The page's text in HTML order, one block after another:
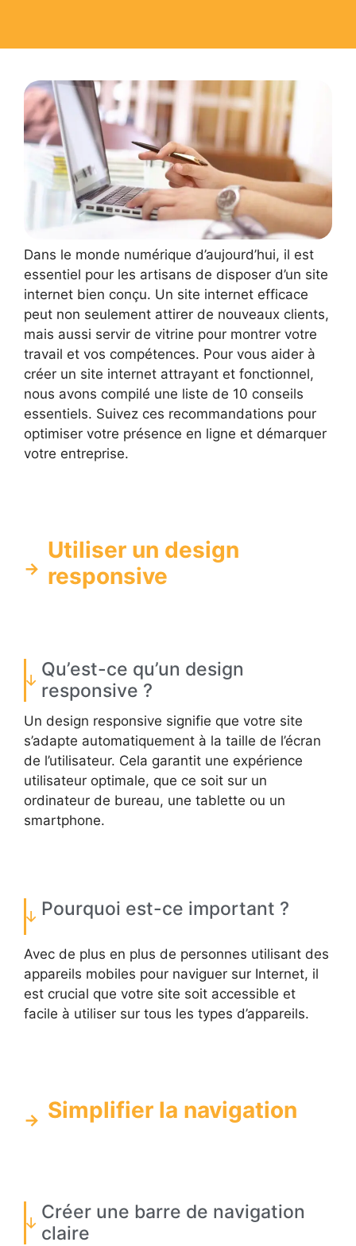
Dans le monde numérique d’aujourd’hui, il est
essentiel pour les artisans de disposer d’un site
internet bien conçu. Un site internet efficace
peut non seulement attirer de nouveaux clients,
mais aussi servir de vitrine pour montrer votre
travail et vos compétences. Pour vous aider à
créer un site internet attrayant et fonctionnel,
nous avons compilé une liste de 10 conseils
essentiels. Suivez ces recommandations pour
optimiser votre présence en ligne et démarquer
votre entreprise.
Utiliser un design
responsive
Qu’est-ce qu’un design
responsive ?
Un design responsive signifie que votre site
s’adapte automatiquement à la taille de l’écran
de l’utilisateur. Cela garantit une expérience
utilisateur optimale, que ce soit sur un
ordinateur de bureau, une tablette ou un
smartphone.
Pourquoi est-ce important ?
Avec de plus en plus de personnes utilisant des
appareils mobiles pour naviguer sur Internet, il
est crucial que votre site soit accessible et
facile à utiliser sur tous les types d’appareils.
Simplifier la navigation
Créer une barre de navigation
claire